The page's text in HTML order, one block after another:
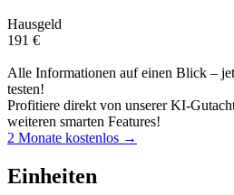
Hausgeld
191 €
Alle Informationen auf einen Blick –
testen!
Profitiere direkt von unserer KI-
weiteren smarten Features!
2 Monate kostenlos →
Einheiten